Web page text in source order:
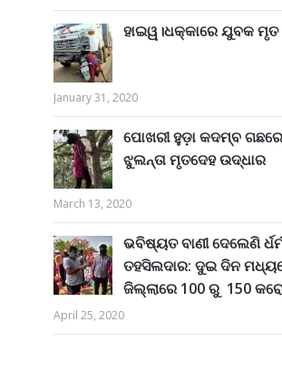
ହାଇୱ।ଧକ୍କାରେ ଯୁବକ ମୃତ
January 31, 2020
ପୋଖରୀ ହୁଡ଼ା କଦମ୍ବ
ଝୁଲନ୍ତା ମୃତଦେହ ଉଦ୍ଧାର
March 13, 2020
ଭବିଷ୍ୟତ ବାଣୀ ଦେଲେଣି
ତହସିଲଦାର: ଦୁଇ ଦିନ
ଜିଲ୍ଲାରେ 100 ରୁ 150
April 25, 2020